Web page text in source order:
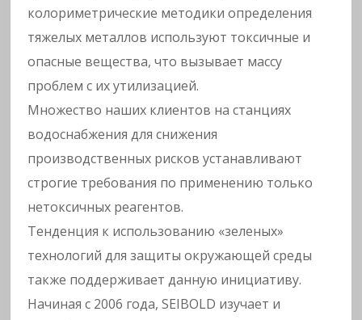
in
w
a
t
e
r
колориметрические методики определения
тяжелых металлов используют токсичные и
опасные вещества, что вызывает массу
проблем с их утилизацией.
Множество наших клиентов на станциях
водоснабжения для снижения
производственных рисков устанавливают
строгие требования по применению только
нетоксичных реагентов.
Тенденция к использованию «зеленых»
технологий для защиты окружающей среды
также поддерживает данную инициативу.
Начиная с 2006 года, SEIBOLD изучает и